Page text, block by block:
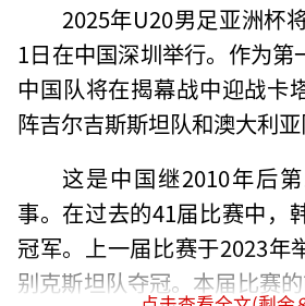
2025年U20男足亚洲杯
1日在中国深圳举行。作为第
中国队将在揭幕战中迎战卡
阵吉尔吉斯斯坦队和澳大利亚
这是中国继2010年后
事。在过去的41届比赛中，
冠军。上一届比赛于2023年
别克斯坦队夺冠。本届比赛